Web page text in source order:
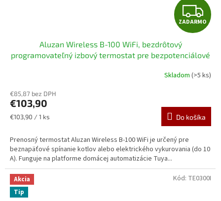
Z
A
D
A
M
ZADARMO
Aluzan Wireless B-100 WiFi, bezdrôtový
programovateľný izbový termostat pre bezpotenciálové
Skladom (>5 ks)
€85,87 bez DPH
€103,90
Jednotková
€103,90 / 1 ks Do košíka
Prenosný termostat Aluzan Wireless B-100 WiFi je určený pre
beznapäťové spínanie kotlov alebo elektrického vykurovania (do 10
A). Funguje na platforme domácej automatizácie Tuya...
Akcia
Tip
Kód: TE0300I